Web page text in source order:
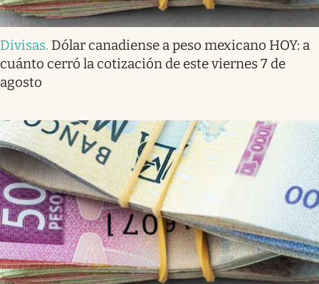
Divisas. Dólar canadiense a peso mexicano HOY: a
cuánto cerró la cotización de este viernes 7 de
agosto